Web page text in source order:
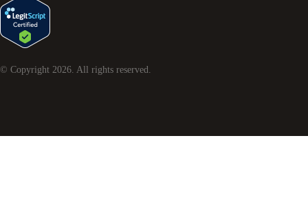
© Copyright 2026 . All rights reserved.